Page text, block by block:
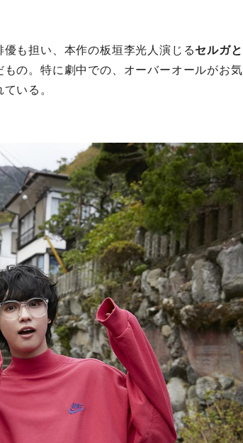
も担い、本作の板垣李光人演じるセルガと
の。特に劇中での、オーバーオールがお気
いる。